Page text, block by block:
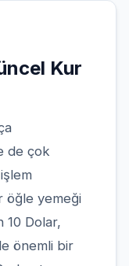
Kur
de çok
öğle yemeği
10 Dolar,
önemli bir